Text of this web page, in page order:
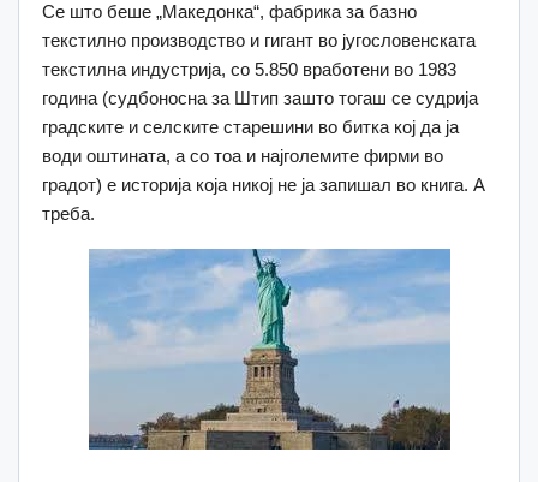
Се што беше „Македонка“, фабрика за базно
текстилно производство и гигант во југословенската
текстилна индустрија, со 5.850 вработени во 1983
година (судбоносна за Штип зашто тогаш се судрија
градските и селските старешини во битка кој да ја
води оштината, а со тоа и најголемите фирми во
градот) е историја која никој не ја запишал во книга. А
треба.